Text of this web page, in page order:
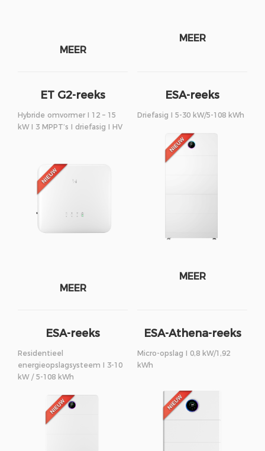
MEER
MEER
ET G2-reeks
Hybride omvormer I 12 – 15
kW I 3 MPPT’s I driefasig I HV
MEER
ESA-reeks
Driefasig I 5-30 kW/5-108 kWh
MEER
ESA-reeks
Residentieel
energieopslagsysteem I 3-10
kW / 5-108 kWh
ESA-Athena-reeks
Micro-opslag I 0,8 kW/1,92
kWh